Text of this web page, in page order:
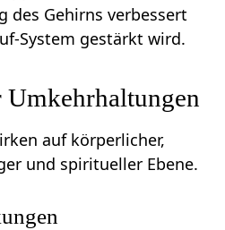
des Gehirns verbessert
System gestärkt wird.
auf körperlicher,
und spiritueller Ebene.